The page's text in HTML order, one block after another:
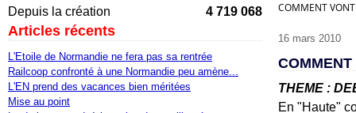
Depuis la création 4 719 068
Articles récents
L'Etoile de Normandie ne fera pas sa rentrée
Railcoop confronté à une Normandie peu amène...
L'EN prend des vacances bien méritées
Mise au point
COMMENT VONT
16 mars 2010
THEME :
En "Haute"